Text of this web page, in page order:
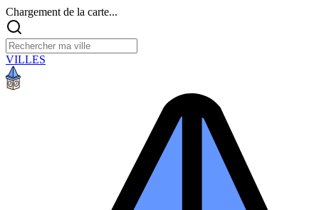
Chargement de la carte...
VILLES